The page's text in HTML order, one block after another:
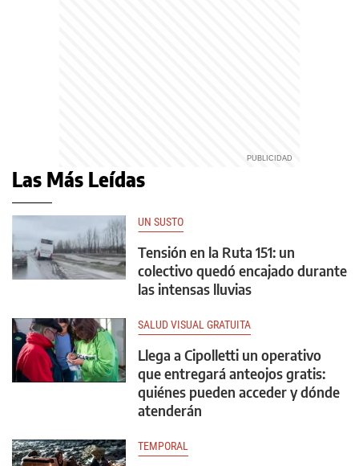
Las Más Leídas
UN SUSTO
Tensión en la Ruta 151: un
colectivo quedó encajado durante
las intensas lluvias
SALUD VISUAL GRATUITA
Llega a Cipolletti un operativo
que entregará anteojos gratis:
quiénes pueden acceder y dónde
atenderán
TEMPORAL